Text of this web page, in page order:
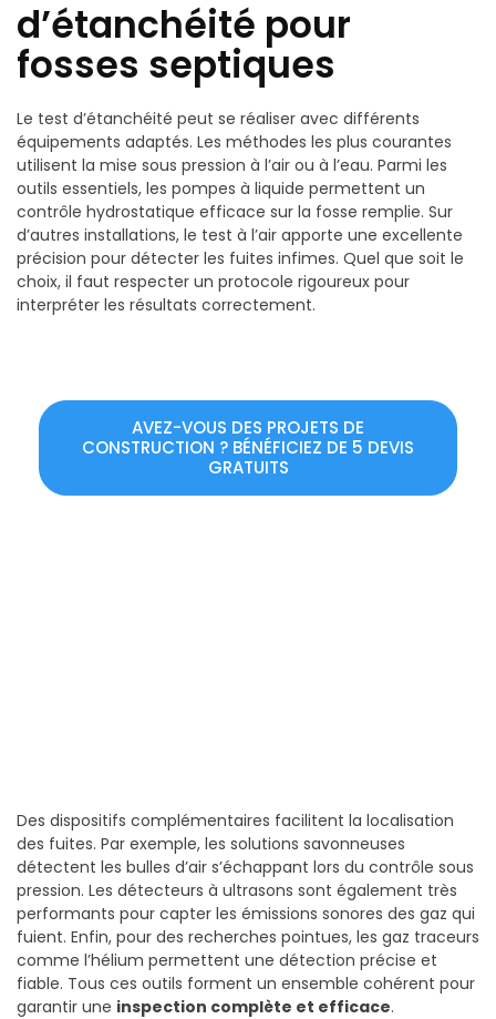
d’étanchéité pour
fosses septiques
Le test d’étanchéité peut se réaliser avec différents
équipements adaptés. Les méthodes les plus courantes
utilisent la mise sous pression à l’air ou à l’eau. Parmi les
outils essentiels, les pompes à liquide permettent un
contrôle hydrostatique efficace sur la fosse remplie. Sur
d’autres installations, le test à l’air apporte une excellente
précision pour détecter les fuites infimes. Quel que soit le
choix, il faut respecter un protocole rigoureux pour
interpréter les résultats correctement.
AVEZ-VOUS DES PROJETS DE
CONSTRUCTION ? BÉNÉFICIEZ DE 5 DEVIS
GRATUITS
Des dispositifs complémentaires facilitent la localisation
des fuites. Par exemple, les solutions savonneuses
détectent les bulles d’air s’échappant lors du contrôle sous
pression. Les détecteurs à ultrasons sont également très
performants pour capter les émissions sonores des gaz qui
fuient. Enfin, pour des recherches pointues, les gaz traceurs
comme l’hélium permettent une détection précise et
fiable. Tous ces outils forment un ensemble cohérent pour
garantir une inspection complète et efficace.